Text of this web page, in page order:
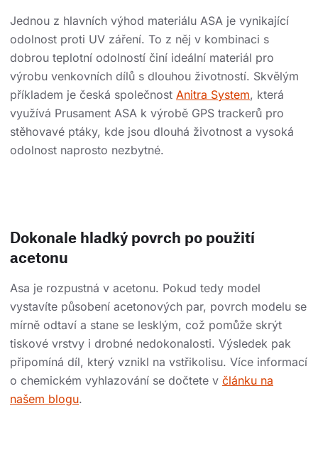
Jednou z hlavních výhod materiálu ASA je vynikající
odolnost proti UV záření. To z něj v kombinaci s
dobrou teplotní odolností činí ideální materiál pro
výrobu venkovních dílů s dlouhou životností. Skvělým
příkladem je česká společnost Anitra System, která
využívá Prusament ASA k výrobě GPS trackerů pro
stěhovavé ptáky, kde jsou dlouhá životnost a vysoká
odolnost naprosto nezbytné.
Dokonale hladký povrch po použití
acetonu
Asa je rozpustná v acetonu. Pokud tedy model
vystavíte působení acetonových par, povrch modelu se
mírně odtaví a stane se lesklým, což pomůže skrýt
tiskové vrstvy i drobné nedokonalosti. Výsledek pak
připomíná díl, který vznikl na vstřikolisu. Více informací
o chemickém vyhlazování se dočtete v článku na
našem blogu.